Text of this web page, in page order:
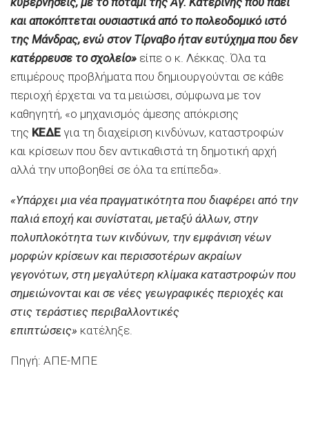
και αποκόπτεται ουσιαστικά από το πολεοδομικό ιστό
της Μάνδρας, ενώ στον Τίρναβο ήταν ευτύχημα που δεν
κατέρρευσε το σχολείο» είπε ο κ. Λέκκας. Όλα τα
επιμέρους προβλήματα που δημιουργούνται σε κάθε
περιοχή έρχεται να τα μειώσει, σύμφωνα με τον
καθηγητή, «ο μηχανισμός άμεσης απόκρισης
της ΚΕΔΕ για τη διαχείριση κινδύνων, καταστροφών
και κρίσεων που δεν αντικαθιστά τη δημοτική αρχή
αλλά την υποβοηθεί σε όλα τα επίπεδα».
«Υπάρχει μια νέα πραγματικότητα που διαφέρει από την
παλιά εποχή και συνίσταται, μεταξύ άλλων, στην
πολυπλοκότητα των κινδύνων, την εμφάνιση νέων
μορφών κρίσεων και περισσοτέρων ακραίων
γεγονότων, στη μεγαλύτερη κλίμακα καταστροφών που
σημειώνονται και σε νέες γεωγραφικές περιοχές και
στις τεράστιες περιβαλλοντικές
επιπτώσεις» κατέληξε.
Πηγή: ΑΠΕ-ΜΠΕ